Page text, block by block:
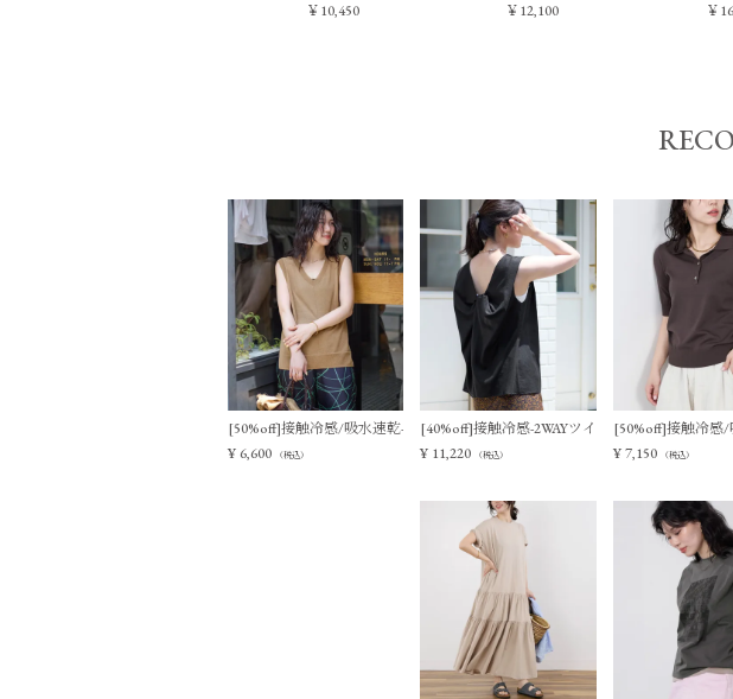
￥10,450
￥12,100
￥
[50%off]接触冷感/吸水速乾-シアーVネックニットベスト
¥6,600 （税込）
[40%off]接触冷感-2WAYツイストノースリーブブ
¥ 11,220 （税込）
[50%off]接触冷感
¥ 7,150 （税込）